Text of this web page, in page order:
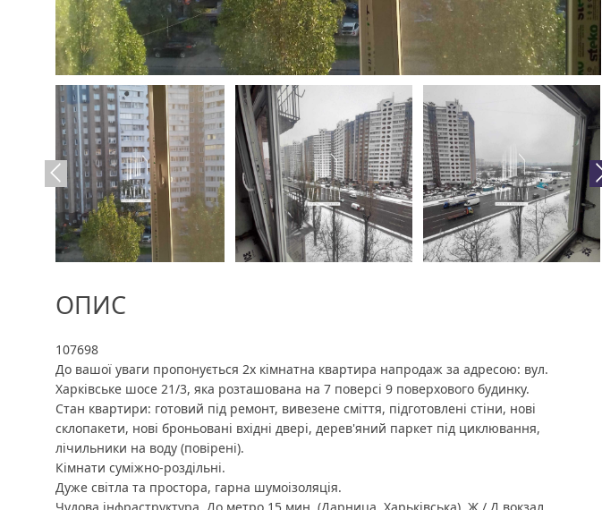
ОПИС
107698
До вашої уваги пропонується 2х кімнатна квартира напродаж за адресою: вул.
Харківське шосе 21/3, яка розташована на 7 поверсі 9 поверхового будинку.
Стан квартири: готовий під ремонт, вивезене сміття, підготовлені стіни, нові
склопакети, нові броньовані вхідні двері, дерев'яний паркет під циклювання,
лічильники на воду (повірені).
Кімнати суміжно-роздільні.
Дуже світла та простора, гарна шумоізоляція.